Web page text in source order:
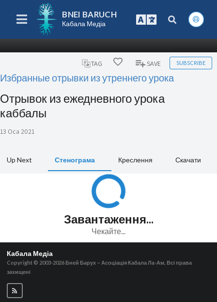
BNEI BARUCH
Кабала Медіа
TAG SAVE SUBSCRIBE
Избранные отрывки из утреннего урока
Отрывок из ежедневного урока
каббалы
13 Oca 2021
Up Next Стенограма Креслення Скачати
Завантаження...
Чекайте...
Кабала Медіа
Copyright © 2003-2026 Бней Барух – Асоціація Кабала Ла-Ам, Всі права
захищені